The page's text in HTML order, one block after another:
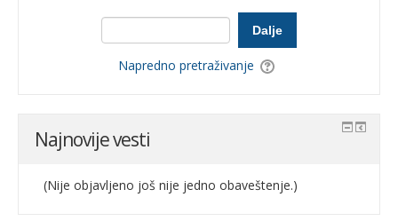
Dalje
Napredno pretraživanje
Najnovije vesti
(Nije objavljeno još nije jedno obaveštenje.)